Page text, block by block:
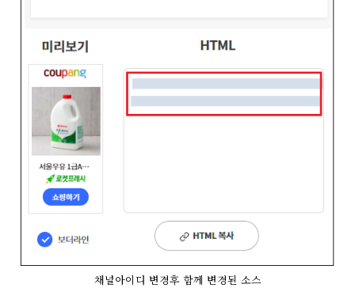
채널아이디 변경후 함께 변경된 소스